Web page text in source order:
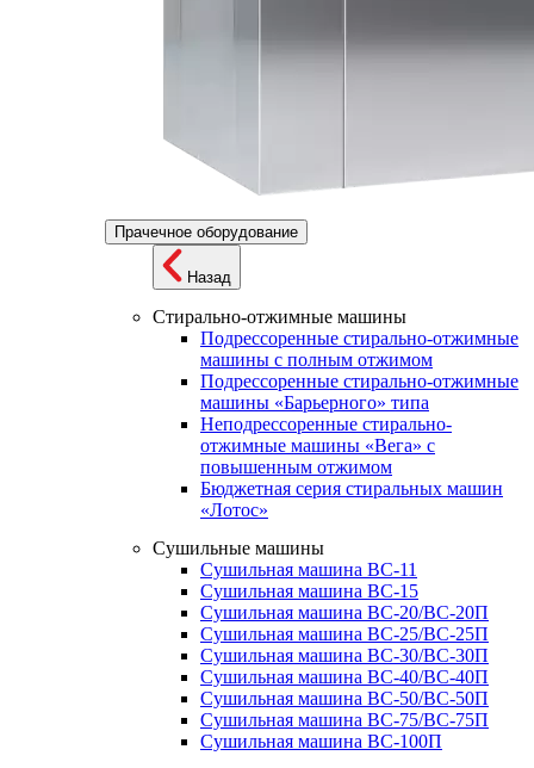
Прачечное оборудование
Назад
Стирально-отжимные машины
Подрессоренные стирально-отжимные
машины с полным отжимом
Подрессоренные стирально-отжимные
машины «Барьерного» типа
Неподрессоренные стирально-
отжимные машины «Вега» с
повышенным отжимом
Бюджетная серия стиральных машин
«Лотос»
Сушильные машины
Сушильная машина ВС-11
Сушильная машина ВС-15
Сушильная машина ВС-20/ВС-20П
Сушильная машина ВС-25/ВС-25П
Сушильная машина ВС-30/ВС-30П
Сушильная машина ВС-40/ВС-40П
Сушильная машина ВС-50/ВС-50П
Сушильная машина ВС-75/ВС-75П
Сушильная машина ВС-100П